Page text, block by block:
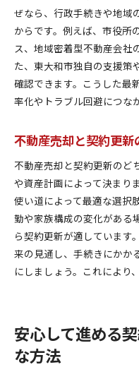
ぜなら、行政手続きや地域
からです。例えば、市役所
ス、地域密着型不動産会社
た、東大和市独自の支援策
確認できます。こうした最
率化やトラブル回避につな
不動産売却と契約更
不動産売却と契約更新のど
や資産計画によって決まり
使い道によって最適な選択
勤や家族構成の変化がある
ら契約更新が適しています
来の見通し、手続きにかか
にしましょう。これにより
安心して進める
な方法